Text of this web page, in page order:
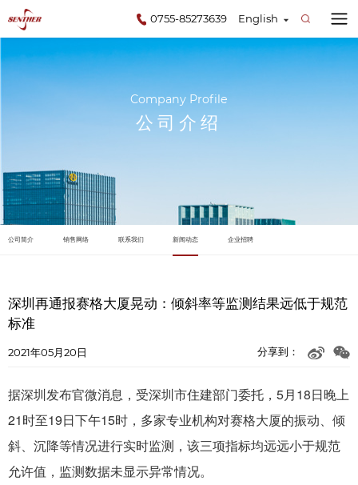
English
0755-85273639
Company Profile
公司介绍
公司简介 销售网络 联系我们 新闻动态 企业招聘
深圳再通报赛格大厦晃动：倾斜率等监测结果远低于规范
标准
2021年05月20日 分享到：
据深圳发布官微消息，受深圳市住建部门委托，5月18日晚上
21时至19日下午15时，多家专业机构对赛格大厦的振动、倾
斜、沉降等情况进行实时监测，该三项指标均远远小于规范
允许值，监测数据未显示异常情况。